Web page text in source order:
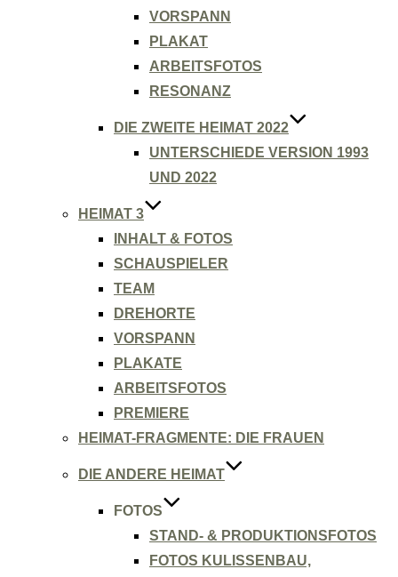
VORSPANN
PLAKAT
ARBEITSFOTOS
RESONANZ
DIE ZWEITE HEIMAT 2022
UNTERSCHIEDE VERSION 1993
UND 2022
HEIMAT 3
INHALT & FOTOS
SCHAUSPIELER
TEAM
DREHORTE
VORSPANN
PLAKATE
ARBEITSFOTOS
PREMIERE
HEIMAT-FRAGMENTE: DIE FRAUEN
DIE ANDERE HEIMAT
FOTOS
STAND- & PRODUKTIONSFOTOS
FOTOS KULISSENBAU,